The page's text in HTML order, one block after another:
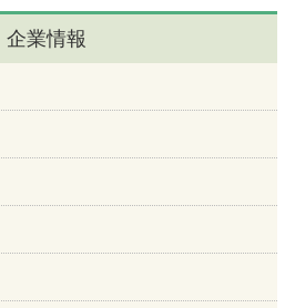
企業情報